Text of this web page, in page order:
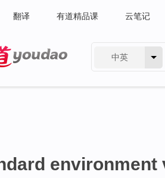
翻译 有道精品课 云笔记
中英
environment